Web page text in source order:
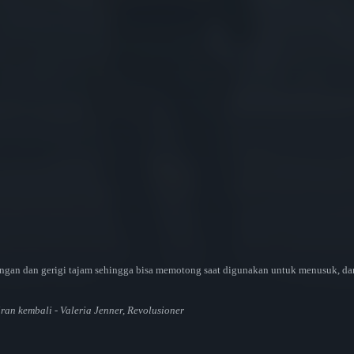
dan gerigi tajam sehingga bisa memotong saat digunakan untuk menusuk,
kembali - Valeria Jenner, Revolusioner